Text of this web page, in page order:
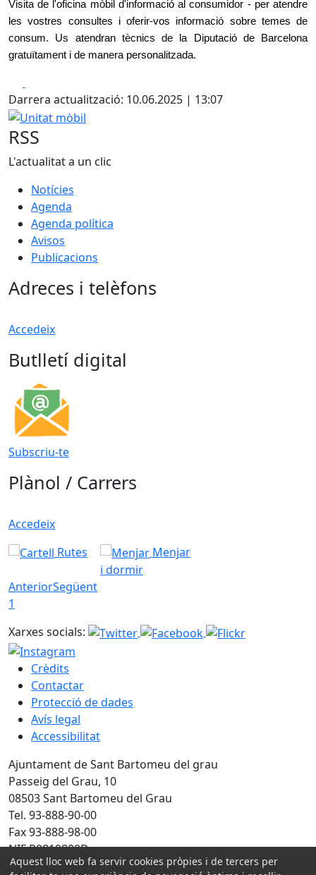
Visita de l'oficina mòbil d'informació al consumidor - per atendre
les vostres consultes i oferir-vos informació sobre temes de
consum. Us atendran tècnics de la Diputació de Barcelona
gratuïtament i de manera personalitzada.
Darrera actualització: 10.06.2025 | 13:07
Unitat mòbil
RSS
L'actualitat a un clic
Notícies
Agenda
Agenda política
Avisos
Publicacions
Adreces i telèfons
Accedeix
Butlletí digital
Subscriu-te
Plànol / Carrers
Accedeix
Rutes
Menjar
i dormir
AnteriorSegüent
1
Xarxes socials:
Crèdits
Contactar
Protecció de dades
Avís legal
Accessibilitat
Ajuntament de Sant Bartomeu del grau
Passeig del Grau, 10
08503 Sant Bartomeu del Grau
Tel. 93-888-90-00
Fax 93-888-98-00
NIF P0819800D
Aquest lloc web fa servir cookies pròpies i de tercers per